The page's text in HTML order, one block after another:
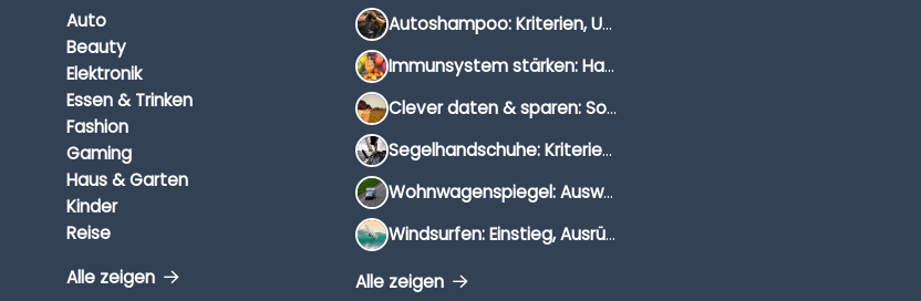
Auto
Beauty
Elektronik
Essen & Trinken
Fashion
Gaming
Haus & Garten
Kinder
Reise
Alle zeigen
Autoshampoo: Kriterien, Unterschiede & Anwendung
Immunsystem stärken: Hausmittel, Vitamine & Wissenswertes
Clever daten & sparen: So findest du die besten Deals für Dates und Unternehmungen
Segelhandschuhe: Kriterien, Materialien & Tipps
Wohnwagenspiegel: Auswahl, Preise & Montage
Windsurfen: Einstieg, Ausrüstung & Tipps
Alle zeigen